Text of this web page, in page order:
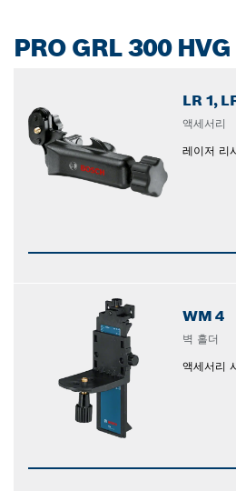
PRO GRL 300 HVG
LR 1,
액세서리
레이저 리
WM 4
벽 홀더
액세서리